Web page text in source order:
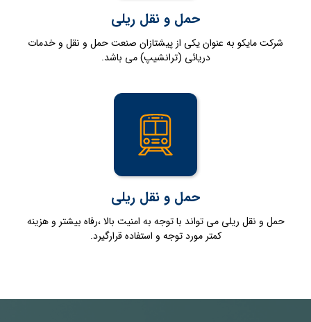
حمل و نقل ریلی
شرکت مایکو به عنوان یکی از پیشتازان صنعت حمل و نقل و خدمات
دریائی (ترانشیپ) می باشد.
حمل و نقل ریلی
حمل و نقل ریلی می تواند با توجه به امنیت بالا ،رفاه بیشتر و هزینه
کمتر مورد توجه و استفاده قرارگیرد.